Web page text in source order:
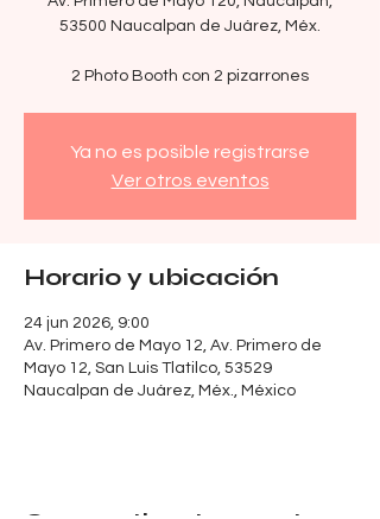
53500 Naucalpan de Juárez, Méx.
Ya no es posible registrarse
Ver otros eventos
Horario y ubicación
24 jun 2026, 9:00
Av. Primero de Mayo 12, Av. Primero de
Mayo 12, San Luis Tlatilco, 53529
Naucalpan de Juárez, Méx., México